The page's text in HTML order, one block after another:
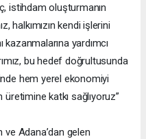
istihdam oluşturmanın
halkımızın kendi işlerini
kazanmalarına yardımcı
bu hedef doğrultusunda
hem yerel ekonomiyi
üretimine katkı sağlıyoruz”
ve Adana’dan gelen